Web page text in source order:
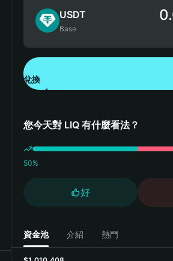
USDT
Base
兌換
您今天對 LIQ 有什麼看法？
50%
好
資金池 介紹 熱門